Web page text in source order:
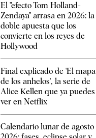
El "efecto Tom Holland-
Zendaya" arrasa en 2026: la
doble apuesta que los
convierte en los reyes de
Hollywood
Final explicado de 'El mapa
de los anhelos', la serie de
Alice Kellen que ya puedes
ver en Netflix
Calendario lunar de agosto